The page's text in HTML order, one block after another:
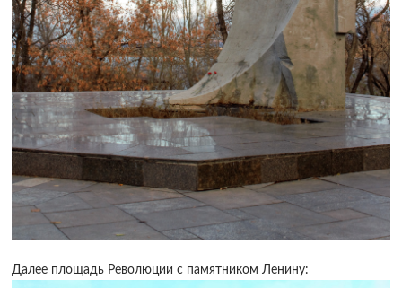
Далее площадь Революции с памятником Ленину: